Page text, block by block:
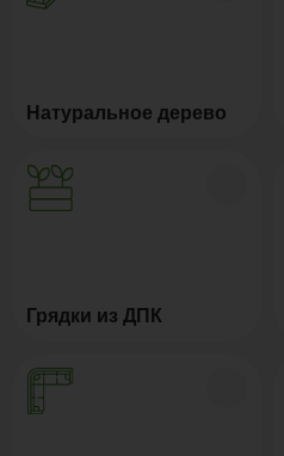
Натуральное дерево
Грядки из ДПК